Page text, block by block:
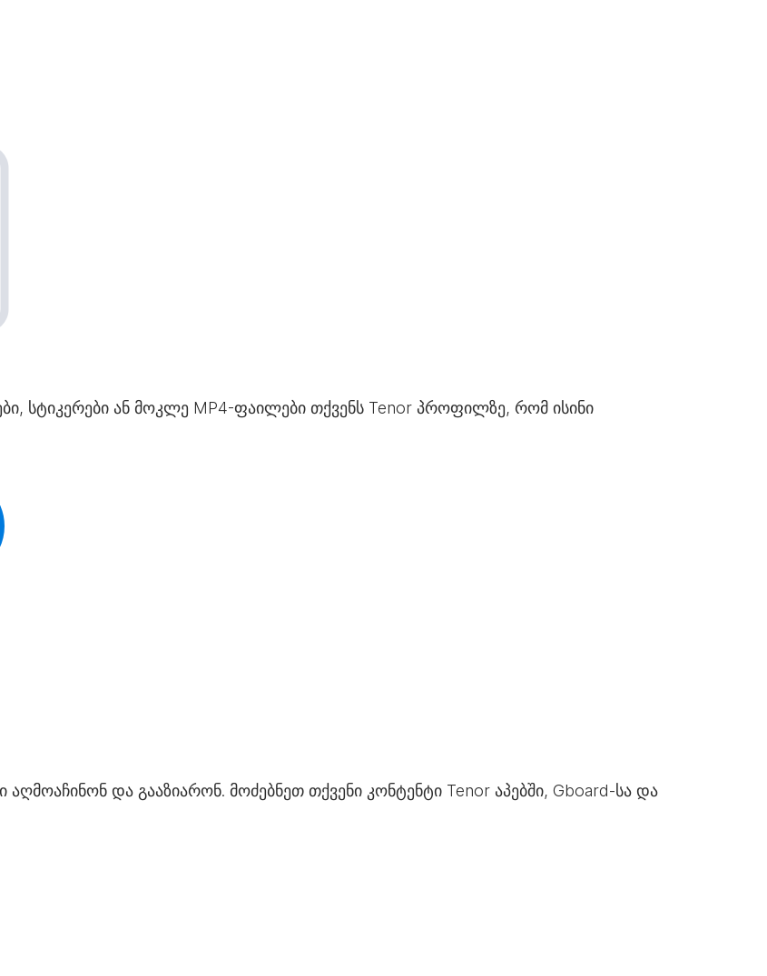
სტიკერები ან მოკლე MP4-ფაილები თქვენს Tenor პროფილზე, რომ ისინი
აღმოაჩინონ და გააზიარონ. მოძებნეთ თქვენი კონტენტი Tenor აპებში, Gboard-სა და